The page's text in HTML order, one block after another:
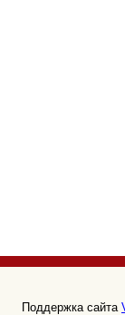
Поддержка сайта